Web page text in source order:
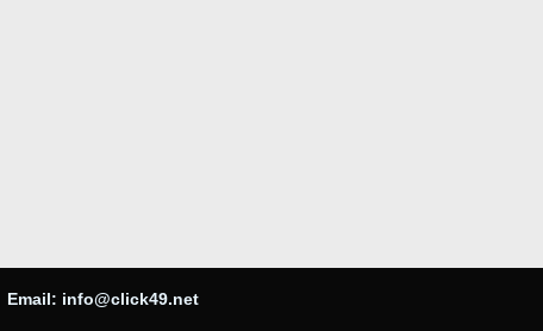
Email: info@click49.net